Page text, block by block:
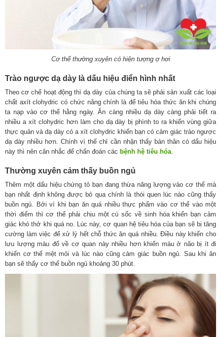
Cơ thể thường xuyên có hiện tượng ợ hơi
Trào ngược dạ dày là dấu hiệu điển hình nhất
Theo cơ chế hoạt động thì dạ dày của chúng ta sẽ phải sản xuất các loại
chất axít clohydric có chức năng chính là để tiêu hóa thức ăn khi chúng
ta nạp vào cơ thể hằng ngày. Ăn càng nhiều dạ dày càng phải tiết ra
nhiều a xít clohydric hơn làm cho dạ dày bị phình to ra khiến vùng giữa
thực quản và dạ dày có a xít clohydric khiến bạn có cảm giác trào ngược
dạ dày nhiều hơn. Chính vì thế chỉ cần nhận thấy bản thân có dấu hiệu
này thì nên cân nhắc để chẩn đoán các bệnh hệ tiêu hóa
Thường xuyên cảm thấy buồn ngủ
Thêm một dấu hiệu chứng tỏ bạn đang thừa năng lượng vào cơ thể mà
bạn nhất định không được bỏ qua chính là thói quen lúc nào cũng thấy
buồn ngủ. Bởi vì khi bạn ăn quá nhiều thực phẩm vào cơ thể vào một
thời điểm thì cơ thể phải chịu một cú sốc về sinh hóa khiến bạn cảm
giác khó thở khi quá no. Lúc này, cơ quan hệ tiêu hóa của bạn sẽ bị tăng
cường làm việc để xử lý hết chỗ thức ăn quá nhiều. Điều này khiến cho
lưu lượng máu đổ về cơ quan này nhiều hơn khiến máu ở não bị ít đi
khiến cơ thể mệt mỏi và lúc nào cũng cảm giác buồn ngủ. Sau khi ăn
bạn sẽ thấy cơ thể buồn ngủ khoảng 30 phút.